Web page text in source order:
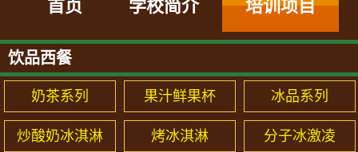
首页 学校简介 培训项目
饮品西餐
奶茶系列 果汁鲜果杯 冰品系列
炒酸奶冰淇淋 烤冰淇淋 分子冰激凌